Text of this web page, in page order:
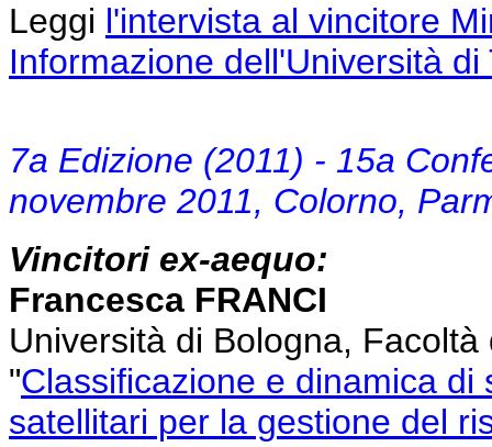
Leggi l'intervista al vincitore
Informazione dell'Università di
7a Edizione (2011) - 15a
novembre 2011, Colorno,
Vincitori ex-aequo:
Francesca FRANCI
Università di Bologna,
"Classificazione e dinamica
satellitari per la gestione del